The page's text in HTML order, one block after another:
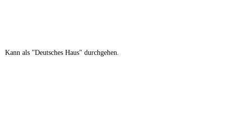
Kann als "Deutsches Haus" durchgehen.